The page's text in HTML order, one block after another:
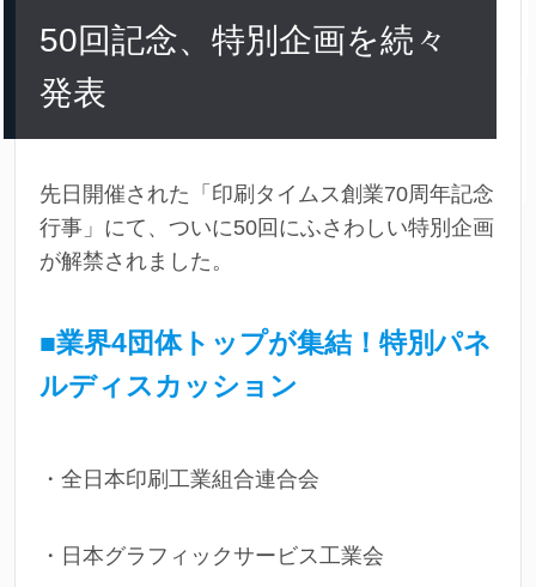
50回記念、特別企画を続々
発表
先日開催された「印刷タイムス創業70周年記念
行事」にて、ついに50回にふさわしい特別企画
が解禁されました。
■業界4団体トップが集結！特別パネ
ルディスカッション
・全日本印刷工業組合連合会
・日本グラフィックサービス工業会